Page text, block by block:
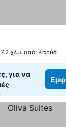
τιμών
7.2 χλμ. από: Καρύδι
για να